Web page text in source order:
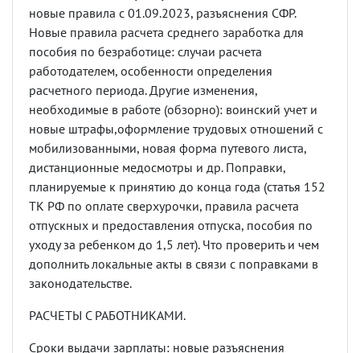
новые правила с 01.09.2023, разъяснения СФР.
Новые правила расчета среднего заработка для
пособия по безработице: случаи расчета
работодателем, особенности определения
расчетного периода. Другие изменения,
необходимые в работе (обзорно): воинский учет и
новые штрафы,оформление трудовых отношений с
мобилизованными, новая форма путевого листа,
дистанционные медосмотры и др. Поправки,
планируемые к принятию до конца года (статья 152
ТК РФ по оплате сверхурочки, правила расчета
отпускных и предоставления отпуска, пособия по
уходу за ребенком до 1,5 лет). Что проверить и чем
дополнить локальные акты в связи с поправками в
законодательстве.
РАСЧЕТЫ С РАБОТНИКАМИ.
Сроки выдачи зарплаты: новые разъяснения